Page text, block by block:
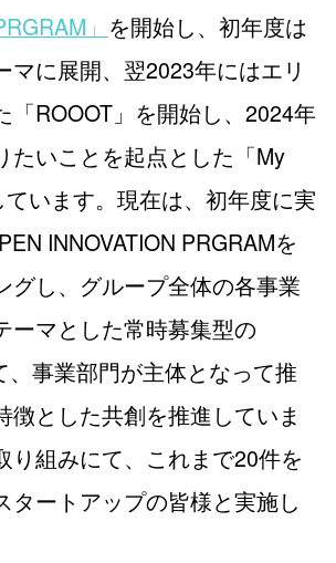
」 を開始し、初年度は
マに展開、翌2023年にはエリ
「ROOOT」を開始し、2024年
たいことを起点とした「My
います。現在は、初年度に実
INNOVATION PRGRAMを
グし、グループ全体の各事業
ーマとした常時募集型の
、事業部門が主体となって推
徴とした共創を推進していま
り組みにて、これまで20件を
タートアップの皆様と実施し